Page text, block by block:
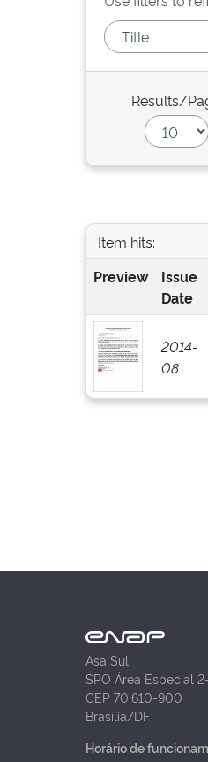
Results/
Item hits:
Preview
Issue
Date
2014-
08
Asa Sul
SPO Área Especial
CEP 70.610-900
Brasília/DF
Horário de